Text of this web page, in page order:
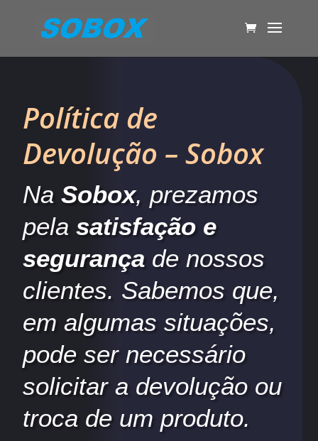
Política de
Devolução – Sobox
NaSobox, prezamos
pelasatisfação e
segurança de nossos
clientes. Sabemos que,
em algumas situações,
pode ser necessário
solicitar a devolução ou
troca de um produto.